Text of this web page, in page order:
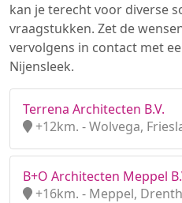
kan je terecht voor diverse
vraagstukken. Zet de
vervolgens in contact met
Nijensleek.
Terrena Architecten B.V.
+12km. - Wolvega,
B+O Architecten Meppel
+16km. - Meppel,